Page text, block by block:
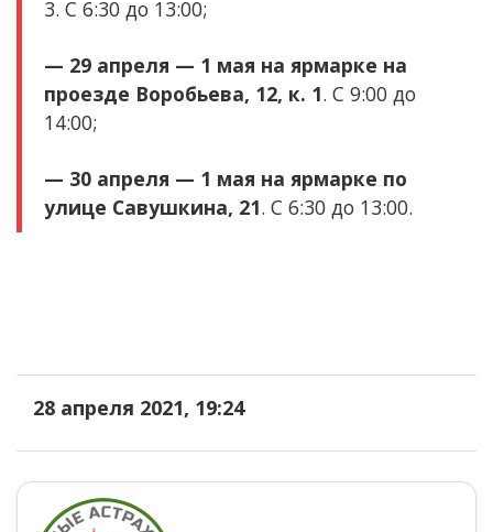
3. С 6:30 до 13:00;
— 29 апреля — 1 мая на ярмарке на
проезде Воробьева, 12, к. 1. С 9:00 до
14:00;
— 30 апреля — 1 мая на ярмарке по
улице Савушкина, 21. С 6:30 до 13:00.
28 апреля 2021, 19:24